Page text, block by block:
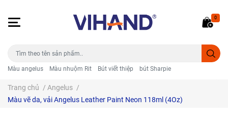
Màu angelus Màu nhuộm Rit Bút viết thiệp bút Sharpie
0
Trang chủ / Angelus /
Màu vẽ da, vải Angelus Leather Paint Neon 118ml (4Oz)